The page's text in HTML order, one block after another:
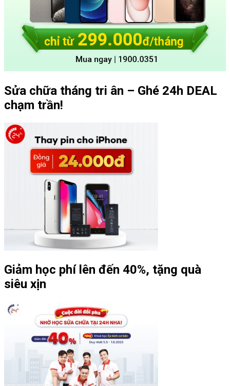
Sửa chữa tháng tri ân – Ghé 24h DEAL
chạm trần!
Giảm học phí lên đến 40%, tặng quà
siêu xịn